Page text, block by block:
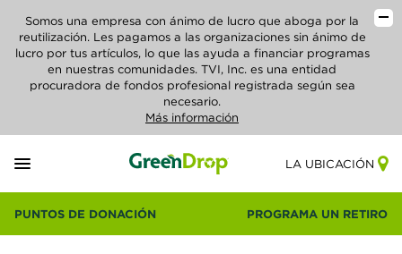
Somos una empresa con ánimo de lucro que aboga por la
reutilización. Les pagamos a las organizaciones sin ánimo de
lucro por tus artículos, lo que las ayuda a financiar programas
en nuestras comunidades. TVI, Inc. es una entidad
procuradora de fondos profesional registrada según sea
necesario.
Más información
LA UBICACIÓN
PUNTOS DE DONACIÓN PROGRAMA UN RETIRO